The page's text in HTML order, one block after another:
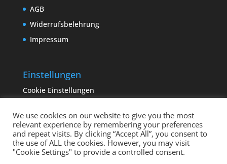
AGB
Widerrufsbelehrung
Impressum
Einstellungen
Cookie Einstellungen
We use cookies on our website to give you the most
relevant experience by remembering your preferences
and repeat visits. By clicking “Accept All”, you consent to
the use of ALL the cookies. However, you may visit
"Cookie Settings" to provide a controlled consent.